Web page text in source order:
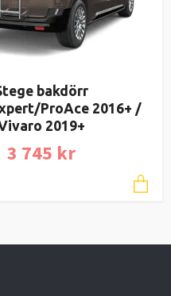
bakdörr
ProAce 2016+ /
2019+
3 745 kr